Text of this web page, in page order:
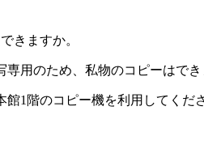
きますか。
用のため、私物のコピーはでき
1階のコピー機を利用してくだ